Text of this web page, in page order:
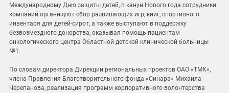
Международному Дню защиты детей, в канун Нового года сотрудники
компаний организуют сбор развивающих игр, книг, спортивного
инвентаря для детей-сирот, а также выступают в поддержку
безвозмездного донорства, оказывая помощь пациентам
онкологического центра Областной детской клинической больницы
№1.
По словам директора Дирекции региональных проектов ОАО «ТМК»,
члена Правления Благотворительного фонда «Синара» Михаила
Черепанова, реализация программ корпоративного волонтерства